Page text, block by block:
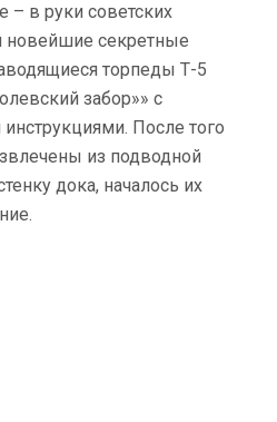
– в руки советских
новейшие секретные
торпеды Т-5
забор»» с
После того
из подводной
дока, началось их